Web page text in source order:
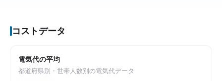
コストデータ
電気代の平均
都道府県別・世帯人数別の電気代データ